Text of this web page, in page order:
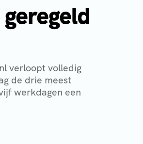
verloopt volledig
de drie meest
werkdagen een